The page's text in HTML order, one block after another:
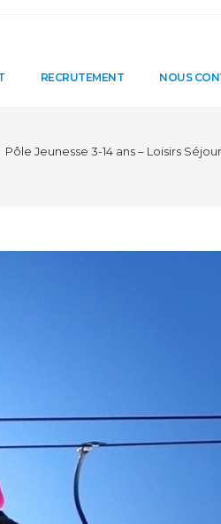
RECRUTEMENT NOUS
Pôle Jeunesse 3-14 ans – Loisirs